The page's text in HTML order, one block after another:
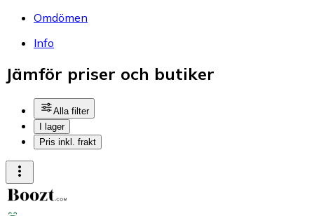
Omdömen
Info
Jämför priser och butiker
Alla filter
I lager
Pris inkl. frakt